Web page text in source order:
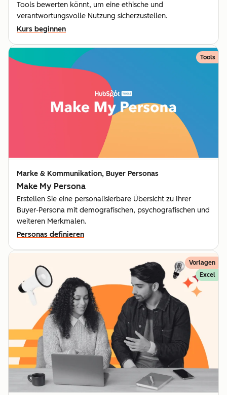
Tools bewerten könnt, um eine ethische und
verantwortungsvolle Nutzung sicherzustellen.
Kurs beginnen
Tools
Marke & Kommunikation, Buyer Personas
Make My Persona
Erstellen Sie eine personalisierbare Übersicht zu Ihrer
Buyer-Persona mit demografischen, psychografischen und
weiteren Merkmalen.
Personas definieren
Vorlagen
Excel